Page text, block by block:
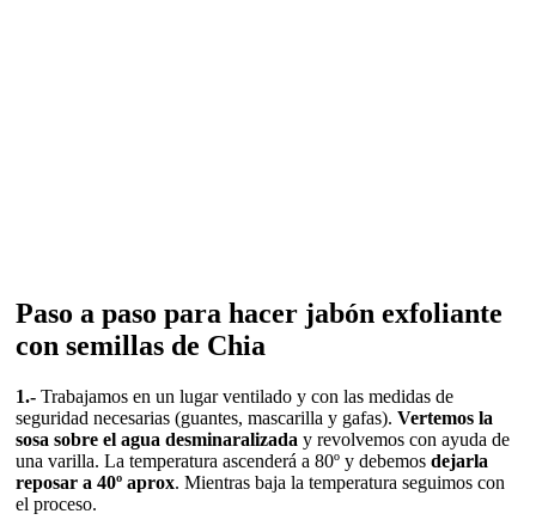
Paso a paso para hacer jabón exfoliante
con semillas de Chia
1.- Trabajamos en un lugar ventilado y con las medidas de
seguridad necesarias (guantes, mascarilla y gafas). Vertemos la
sosa sobre el agua desminaralizada y revolvemos con ayuda de
una varilla. La temperatura ascenderá a 80º y debemos dejarla
reposar a 40º aprox. Mientras baja la temperatura seguimos con
el proceso.